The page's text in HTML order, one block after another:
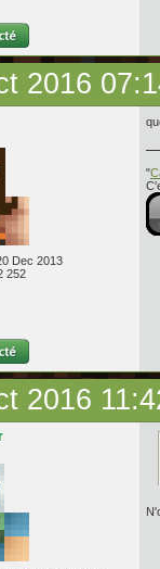
2016
Dec 2013
252
"
2016